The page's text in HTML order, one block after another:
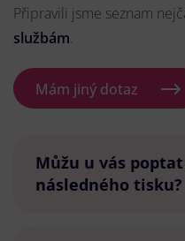
Připravili jsme seznam
službám.
Mám jiný dotaz
Můžu u vás
následného tisku?